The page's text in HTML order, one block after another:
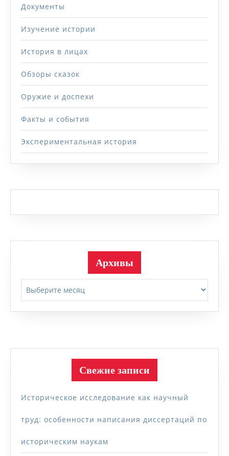
Документы
Изучение истории
История в лицах
Обзоры сказок
Оружие и доспехи
Факты и события
Экспериментальная история
Архивы
Свежие записи
Историческое исследование как научный
труд: особенности написания диссертаций по
историческим наукам